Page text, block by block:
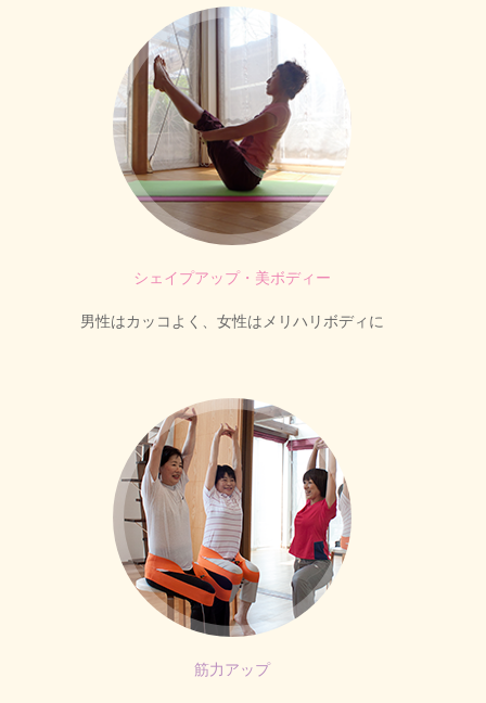
シェイプアップ・美ボディー
男性はカッコよく、女性はメリハリボディに
筋力アップ